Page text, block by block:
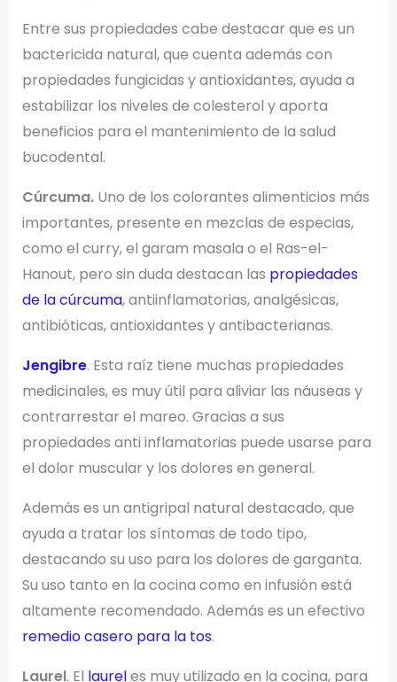
Entre sus propiedades cabe destacar que es un
bactericida natural, que cuenta además con
propiedades fungicidas y antioxidantes, ayuda a
estabilizar los niveles de colesterol y aporta
beneficios para el mantenimiento de la salud
bucodental.
Cúrcuma. Uno de los colorantes alimenticios más
importantes, presente en mezclas de especias,
como el curry, el garam masala o el Ras-el-
Hanout, pero sin duda destacan las propiedades
de la cúrcuma, antiinflamatorias, analgésicas,
antibióticas, antioxidantes y antibacterianas.
Jengibre. Esta raíz tiene muchas propiedades
medicinales, es muy útil para aliviar las náuseas y
contrarrestar el mareo. Gracias a sus
propiedades anti inflamatorias puede usarse para
el dolor muscular y los dolores en general.
Además es un antigripal natural destacado, que
ayuda a tratar los síntomas de todo tipo,
destacando su uso para los dolores de garganta.
Su uso tanto en la cocina como en infusión está
altamente recomendado. Además es un efectivo
remedio casero para la tos.
Laurel. El laureles muy utilizado en la cocina, para